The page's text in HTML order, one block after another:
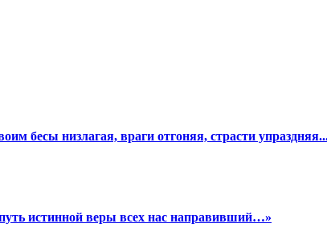
бесы низлагая, враги отгоняя, страсти
истинной веры всех нас направивший…»